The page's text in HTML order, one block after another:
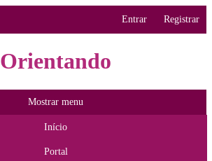
Entrar Registrar
Orientando
Mostrar menu
Início
Portal